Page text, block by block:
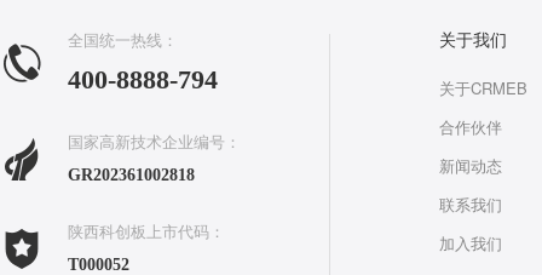
全国统一热线：
400-8888-794
国家高新技术企业编号：
GR202361002818
陕西科创板上市代码：
T000052
关于我们
关于CRMEB
合作伙伴
新闻动态
联系我们
加入我们